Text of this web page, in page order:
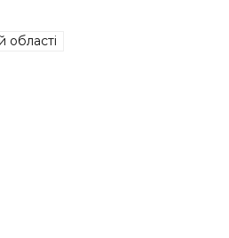
області